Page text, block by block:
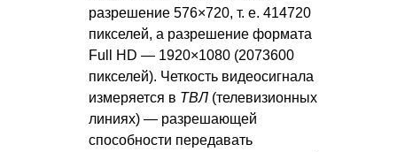
разрешение 576×720, т. е. 414720
пикселей, а разрешение формата
Full HD — 1920×1080 (2073600
пикселей). Четкость видеосигнала
измеряется в ТВЛ (телевизионных
линиях) — разрешающей
способности передавать